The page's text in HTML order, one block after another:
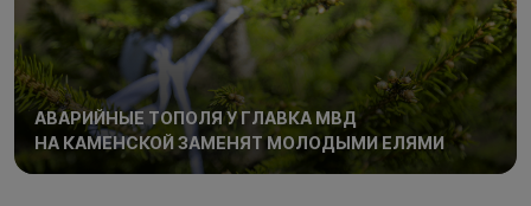
АВАРИЙНЫЕ ТОПОЛЯ У ГЛАВКА МВД
НА КАМЕНСКОЙ ЗАМЕНЯТ МОЛОДЫМИ ЕЛЯМИ